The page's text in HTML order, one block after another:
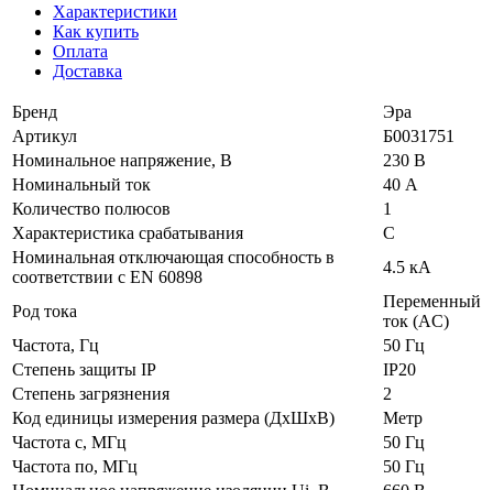
Характеристики
Как купить
Оплата
Доставка
Бренд
Эра
Артикул
Б0031751
Номинальное напряжение, В
230 В
Номинальный ток
40 А
Количество полюсов
1
Характеристика срабатывания
C
Номинальная отключающая способность в
соответствии с EN 60898
4.5 кА
Род тока
Переменный
ток (AC)
Частота, Гц
50 Гц
Степень защиты IP
IP20
Степень загрязнения
2
Код единицы измерения размера (ДхШхВ)
Метр
Частота с, МГц
50 Гц
Частота по, МГц
50 Гц